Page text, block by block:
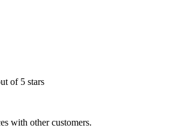
of 5 stars
with other customers.